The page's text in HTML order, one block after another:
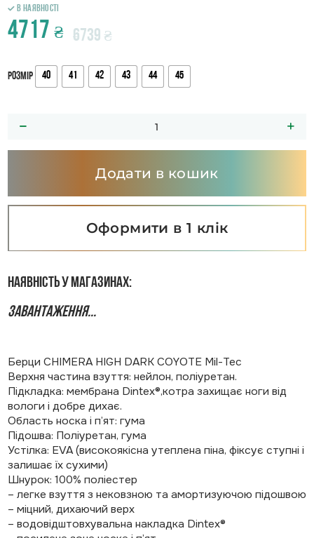
В наявності
6739 ₴
4717 ₴
Розмір 40 41 42 43 44 45
Додати в кошик
Оформити в 1 клік
Наявність у магазинах:
Завантаження...
Берци CHIMERA HIGH DARK COYOTE Mil-Tec
Верхня частина взуття: нейлон, поліуретан.
Підкладка: мембрана Dintex®,котра захищає ноги від
вологи і добре дихає.
Область носка і п’ят: гума
Підошва: Поліуретан, гума
Устілка: EVA (високоякісна утеплена піна, фіксує ступні і
залишає їх сухими)
Шнурок: 100% поліестер
– легке взуття з нековзною та амортизуючою підошвою
– міцний, дихаючий верх
– водовідштовхувальна накладка Dintex®